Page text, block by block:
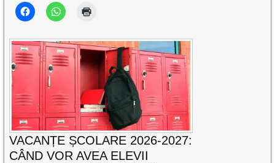
VACANȚE ȘCOLARE 2026-2027:
CÂND VOR AVEA ELEVII